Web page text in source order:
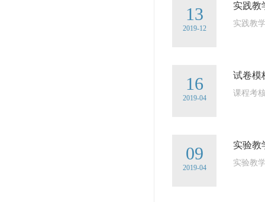
13
2019-12
实践教
实践教
16
2019-04
试卷模
课程考
09
2019-04
实验教
实验教